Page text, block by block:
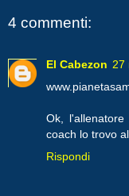
4 commenti:
El Cabezon 27
Ok,
coach lo trovo
Rispondi